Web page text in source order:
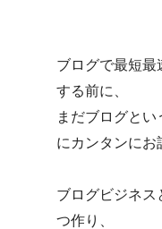
ブログで最短最
する前に、
まだブログと
にカンタンに
ブログビジネス
つ作り、